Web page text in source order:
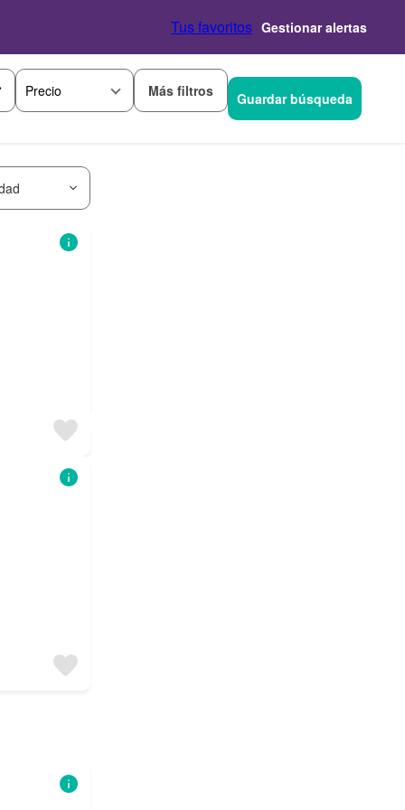
Tus favoritos Gestionar alertas
Precio Más filtros Guardar búsqueda